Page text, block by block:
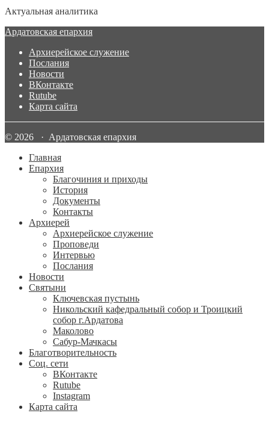
Актуальная аналитика
Ардатовская епархия
Архиерейское служение
Послания
Новости
ВКонтакте
Rutube
Карта сайта
© 2026 · Ардатовская епархия
Главная
Епархия
Благочиния и приходы
История
Документы
Контакты
Архиерей
Архиерейское служение
Проповеди
Интервью
Послания
Новости
Святыни
Ключевская пустынь
Никольский кафедральный собор и Троицкий
собор г.Ардатова
Маколово
Сабур-Мачкасы
Благотворительность
Соц. сети
ВКонтакте
Rutube
Instagram
Карта сайта